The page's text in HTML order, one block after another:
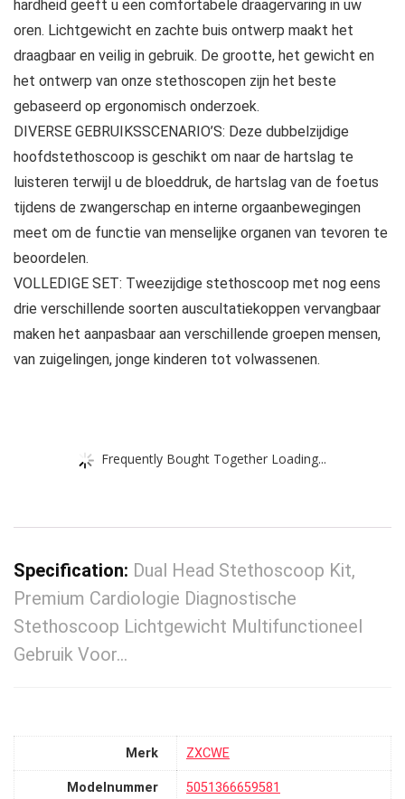
hardheid geeft u een comfortabele draagervaring in uw
oren. Lichtgewicht en zachte buis ontwerp maakt het
draagbaar en veilig in gebruik. De grootte, het gewicht en
het ontwerp van onze stethoscopen zijn het beste
gebaseerd op ergonomisch onderzoek.
DIVERSE GEBRUIKSSCENARIO’S: Deze dubbelzijdige
hoofdstethoscoop is geschikt om naar de hartslag te
luisteren terwijl u de bloeddruk, de hartslag van de foetus
tijdens de zwangerschap en interne orgaanbewegingen
meet om de functie van menselijke organen van tevoren te
beoordelen.
VOLLEDIGE SET: Tweezijdige stethoscoop met nog eens
drie verschillende soorten auscultatiekoppen vervangbaar
maken het aanpasbaar aan verschillende groepen mensen,
van zuigelingen, jonge kinderen tot volwassenen.
Frequently Bought Together Loading...
Specification: Dual Head Stethoscoop Kit,
Premium Cardiologie Diagnostische
Stethoscoop Lichtgewicht Multifunctioneel
Gebruik Voor…
Merk ‎ZXCWE
Modelnummer ‎5051366659581